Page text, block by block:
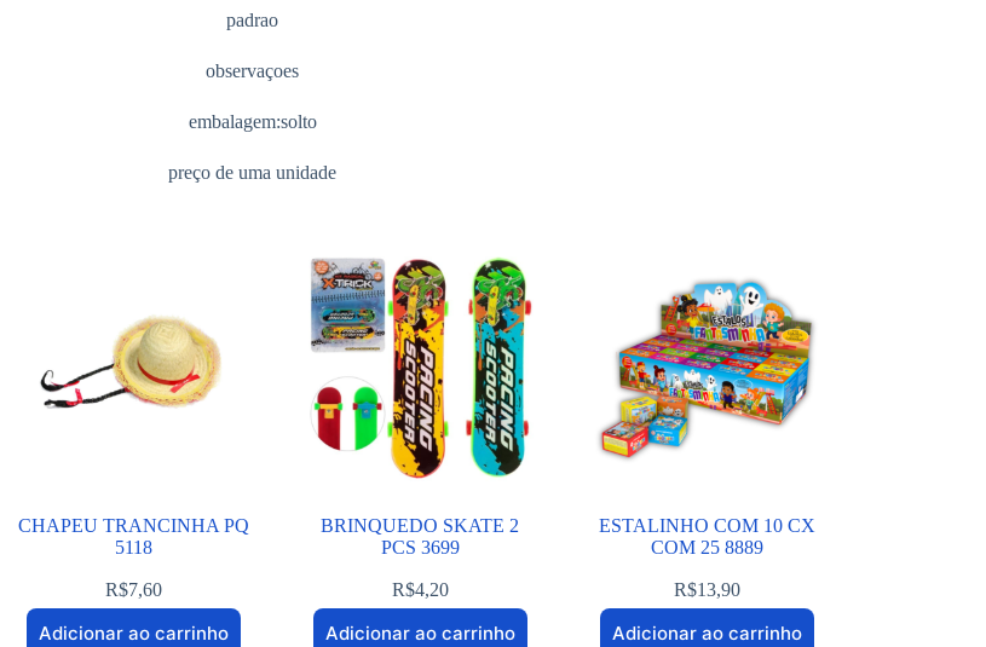
padrao
observaçoes
embalagem:solto
preço de uma unidade
CHAPEU TRANCINHA PQ
5118
R$7,60
Adicionar ao carrinho
BRINQUEDO SKATE 2
PCS 3699
R$4,20
Adicionar ao carrinho
ESTALINHO COM 10 CX
COM 25 8889
R$13,90
Adicionar ao carrinho